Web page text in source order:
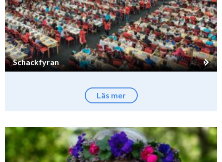
Schackfyran
Läs mer